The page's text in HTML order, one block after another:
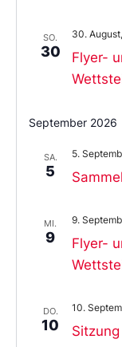
SO.
30
Flyer-
30.
September 2026
SA.
5
5.
MI.
9
Flyer-
9.
DO.
10
10.